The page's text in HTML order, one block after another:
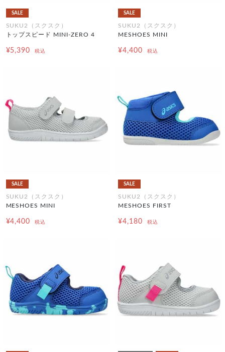
SALE
SUKU2（スクスク）
トップスピード MINI-ZERO 4
¥5,390 税込
SALE
SUKU2（スクスク）
MESHOES MINI
¥4,400 税込
SALE
SUKU2（スクスク）
MESHOES MINI
¥4,400 税込
SALE
SUKU2（スクスク）
MESHOES FIRST
¥4,180 税込